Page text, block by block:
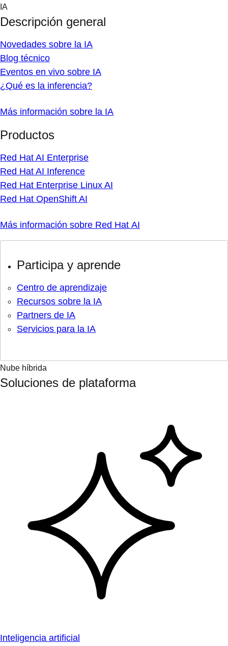
Skip
content
IA
Descripción general
Novedades sobre la IA
Blog técnico
Eventos en vivo sobre IA
¿Qué es la inferencia?
Más información sobre la IA
Productos
Red Hat AI Enterprise
Red Hat AI Inference
Red Hat Enterprise Linux AI
Red Hat OpenShift AI
Más información sobre Red Hat AI
Participa y aprende
Centro de aprendizaje
Recursos sobre la IA
Partners de IA
Servicios para la IA
Nube híbrida
Soluciones de plataforma
Inteligencia artificial